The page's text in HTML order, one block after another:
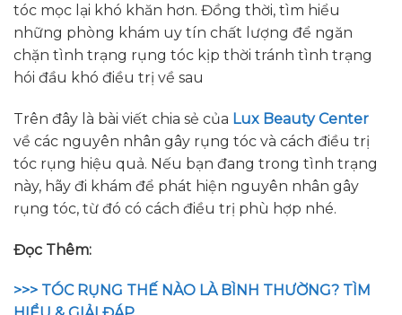
tóc mọc lại khó khăn hơn. Đồng thời, tìm hiểu
những phòng khám uy tín chất lượng để ngăn
chặn tình trạng rụng tóc kịp thời tránh tình trạng
hói đầu khó điều trị về sau
Trên đây là bài viết chia sẻ của Lux Beauty Center
về các nguyên nhân gây rụng tóc và cách điều trị
tóc rụng hiệu quả. Nếu bạn đang trong tình trạng
này, hãy đi khám để phát hiện nguyên nhân gây
rụng tóc, từ đó có cách điều trị phù hợp nhé.
Đọc Thêm:
>>> TÓC RỤNG THẾ NÀO LÀ BÌNH THƯỜNG? TÌM